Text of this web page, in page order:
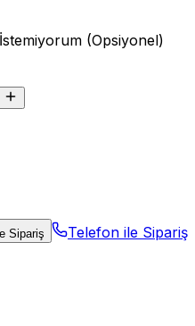
(Opsiyonel)
Sipariş Telefon ile Sipariş